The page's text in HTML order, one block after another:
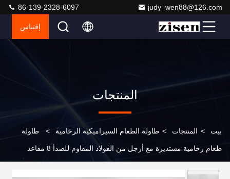
judy_wen88@126.com
86-139-2328-6097
إقتباس
المنتجات
بيت > المنتجات > طاولة الطعام السيراميكية الرخامية > طاولة
طعام رخامية مستديرة مع أرجل من الفولاذ المقاوم للصدأ 8 مقاعد